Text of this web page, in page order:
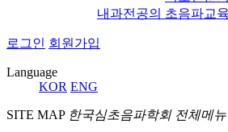
내과전공의 초음파교
로그인 회원가입
Language
KOR ENG
SITE MAP 한국심초음파학회 전체메뉴